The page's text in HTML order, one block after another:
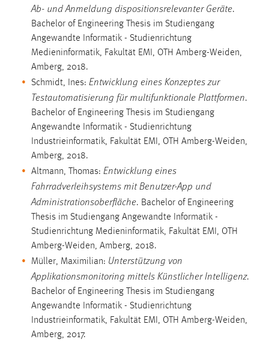
Ab- und Anmeldung dispositionsrelevanter Geräte.
Bachelor of Engineering Thesis im Studiengang
Angewandte Informatik - Studienrichtung
Medieninformatik, Fakultät EMI, OTH Amberg-Weiden,
Amberg, 2018.
Schmidt, Ines: Entwicklung eines Konzeptes zur
Testautomatisierung für multifunktionale Plattformen.
Bachelor of Engineering Thesis im Studiengang
Angewandte Informatik - Studienrichtung
Industrieinformatik, Fakultät EMI, OTH Amberg-Weiden,
Amberg, 2018.
Altmann, Thomas: Entwicklung eines
Fahrradverleihsystems mit Benutzer-App und
Administrationsoberfläche. Bachelor of Engineering
Thesis im Studiengang Angewandte Informatik -
Studienrichtung Medieninformatik, Fakultät EMI, OTH
Amberg-Weiden, Amberg, 2018.
Müller, Maximilian: Unterstützung von
Applikationsmonitoring mittels Künstlicher Intelligenz.
Bachelor of Engineering Thesis im Studiengang
Angewandte Informatik - Studienrichtung
Industrieinformatik, Fakultät EMI, OTH Amberg-Weiden,
Amberg, 2017.